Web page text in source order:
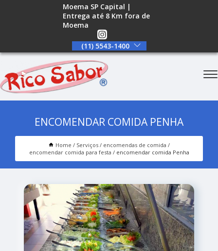
Moema SP Capital |
Entrega até 8 Km fora de
Moema
(11) 5543-1400
ENCOMENDAR COMIDA PENHA
Home Serviços
encomendas de comida
encomendar comida para festa
encomendar comida Penha